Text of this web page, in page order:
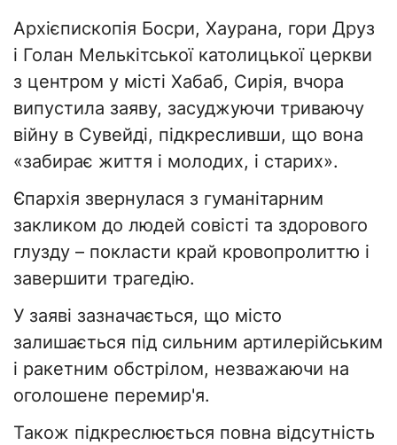
Архієпископія Босри, Хаурана, гори Друз
і Голан Мелькітської католицької церкви
з центром у місті Хабаб, Сирія, вчора
випустила заяву, засуджуючи триваючу
війну в Сувейді, підкресливши, що вона
«забирає життя і молодих, і старих».
Єпархія звернулася з гуманітарним
закликом до людей совісті та здорового
глузду – покласти край кровопролиттю і
завершити трагедію.
У заяві зазначається, що місто
залишається під сильним артилерійським
і ракетним обстрілом, незважаючи на
оголошене перемир'я.
Також підкреслюється повна відсутність